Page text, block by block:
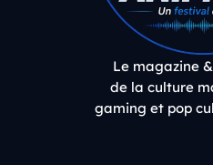
Le magazine
de la culture
gaming et pop